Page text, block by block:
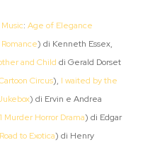
: Age of Elegance
) di Kenneth Essex,
and Child di Gerald Dorset
Circus), I waited by the
) di Ervin e Andrea
Murder Horror Drama) di Edgar
to Exotica) di Henry